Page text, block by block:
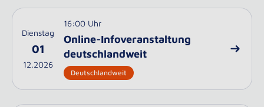
Dienstag
01
12.2026
16:00 Uhr
Online-Infoveranstaltung
deutschlandweit
Deutschlandweit